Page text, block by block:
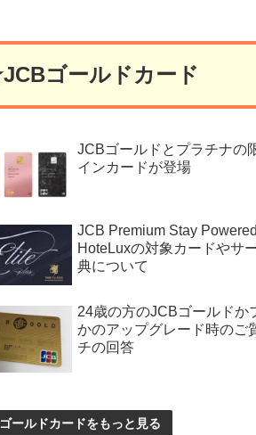
ゴールドカード
JCBゴールドとプラチナの
インカードが登場
JCB Premium Stay
HoteLuxの対象カードやサ
典について
24歳の方のJCBゴールドか
かのアップグレード時のご
チの回答
ールドカードをもっと見る